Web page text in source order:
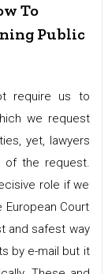
To
Public
require us to
we request
yet, lawyers
of the request.
role if we
Court
and safest way
by e-mail but it